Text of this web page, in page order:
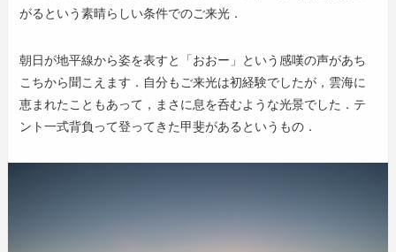
がるという素晴らしい条件でのご来光．
朝日が地平線から姿を表すと「おおー」という感嘆の声があち
こちから聞こえます．自分もご来光は初経験でしたが，雲海に
恵まれたこともあって，まさに息を呑むような光景でした．テ
ント一式背負って登ってきた甲斐があるというもの．